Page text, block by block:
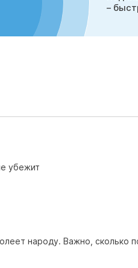
–
убежит
народу. Важно, сколько